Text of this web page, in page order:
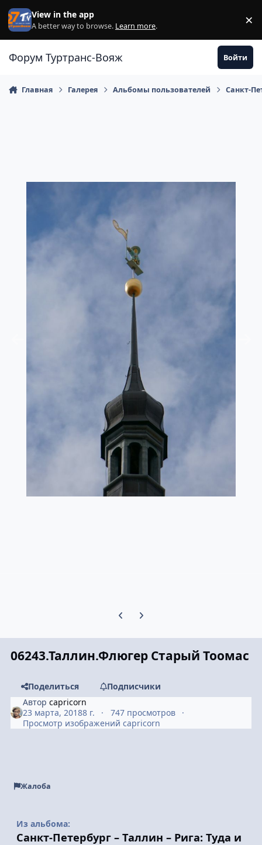
Перейти к содержанию
View in the app
A better way to browse. Learn more. ×
Форум Туртранс-Вояж Войти
Главная Галерея Альбомы пользователей Санкт-
Предыдущий слайд карусели
Следующий слайд карусели
06243.Таллин.Флюгер Старый Тоомас
Поделиться
Подписчики
Авторcapricorn
23 марта, 20188 г.
747 просмотров
Просмотр изображений capricorn
Жалоба
Из альбома:
Санкт-Петербург – Таллин – Рига: Туда и